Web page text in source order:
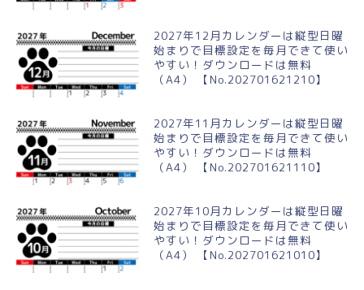
2027年12月カレンダーは縦型日曜
始まりで目標設定を毎月できて使い
やすい！ダウンロードは無料
（A4） 【No.202701621210】
2027年11月カレンダーは縦型日曜
始まりで目標設定を毎月できて使い
やすい！ダウンロードは無料
（A4） 【No.202701621110】
2027年10月カレンダーは縦型日曜
始まりで目標設定を毎月できて使い
やすい！ダウンロードは無料
（A4） 【No.202701621010】